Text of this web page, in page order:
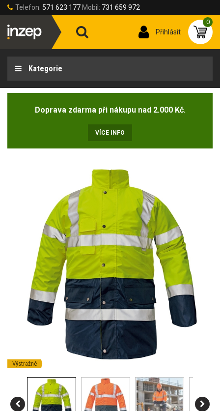
Telefon: 571 623 177 Mobil: 731 659 972
Přihlásit
0
Kategorie
Doprava zdarma při nákupu nad 2.000 Kč.
VÍCE INFO
Výstražné